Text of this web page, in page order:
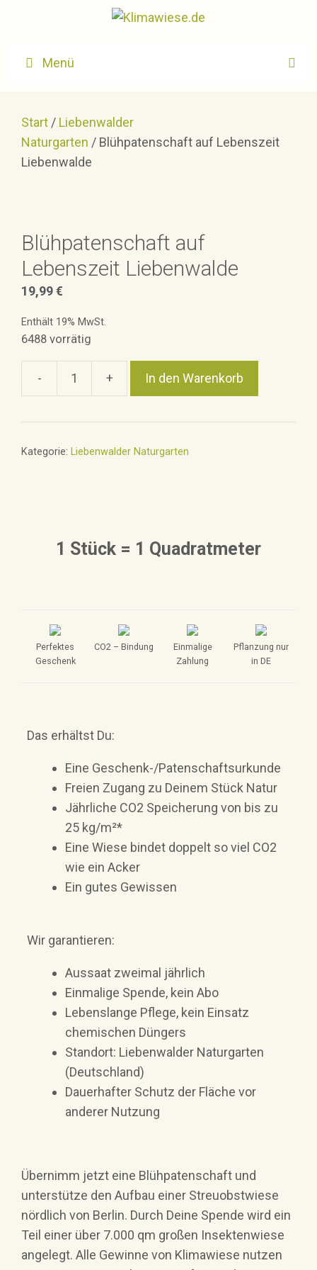
Menü
Start / Liebenwalder
Naturgarten / Blühpatenschaft auf Lebenszeit
Liebenwalde
Blühpatenschaft auf
Lebenszeit Liebenwalde
19,99€
Enthält 19% MwSt.
6488 vorrätig
-
Blühpatenschaft
Lebenszeit
Liebenwalde
+ In den Warenkorb
Kategorie: Liebenwalder Naturgarten
1 Stück = 1 Quadratmeter
Perfektes
Geschenk
CO2 – Bindung
Einmalige
Zahlung
Pflanzung nur
in DE
Das erhältst Du:
Eine Geschenk-/Patenschaftsurkunde
Freien Zugang zu Deinem Stück Natur
Jährliche CO2 Speicherung von bis zu
25 kg/m²*
Eine Wiese bindet doppelt so viel CO2
wie ein Acker
Ein gutes Gewissen
Wir garantieren:
Aussaat zweimal jährlich
Einmalige Spende, kein Abo
Lebenslange Pflege, kein Einsatz
chemischen Düngers
Standort: Liebenwalder Naturgarten
(Deutschland)
Dauerhafter Schutz der Fläche vor
anderer Nutzung
Übernimm jetzt eine Blühpatenschaft und
unterstütze den Aufbau einer Streuobstwiese
nördlich von Berlin. Durch Deine Spende wird ein
Teil einer über 7.000 qm großen Insektenwiese
angelegt. Alle Gewinne von Klimawiese nutzen